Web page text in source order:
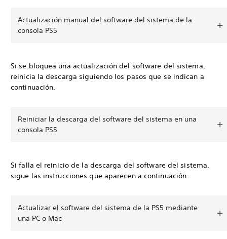
Actualización manual del software del sistema de la
consola PS5
Si se bloquea una actualización del software del sistema,
reinicia la descarga siguiendo los pasos que se indican a
continuación.
Reiniciar la descarga del software del sistema en una
consola PS5
Si falla el reinicio de la descarga del software del sistema,
sigue las instrucciones que aparecen a continuación.
Actualizar el software del sistema de la PS5 mediante
una PC o Mac